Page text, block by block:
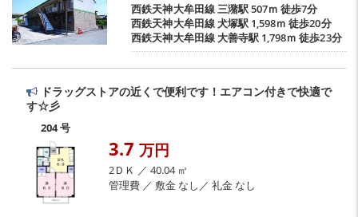
西鉄天神大牟田線三潴駅507ｍ 徒歩7分
西鉄天神大牟田線犬塚駅1,598ｍ 徒歩20分
西鉄天神大牟田線大善寺駅1,798ｍ 徒歩23分
ドラッグストアの近くで便利です！エアコン付きで快適で
す☆彡
204 号
3.7 万円
2ＤＫ ／ 40.04 ㎡
管理費 ／ 敷金 なし／ 礼金 なし